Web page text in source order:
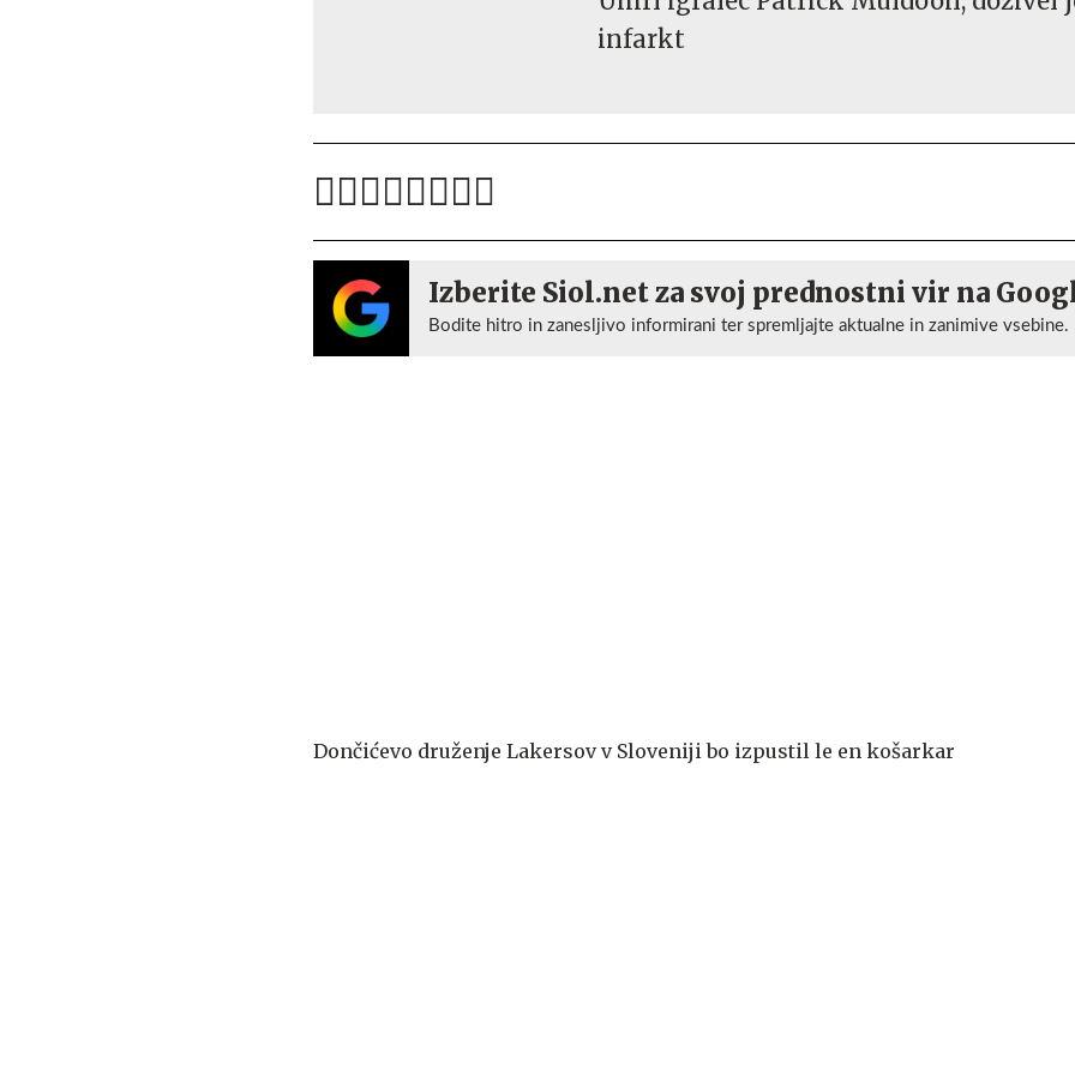
infarkt
Izberite Siol.net za svoj prednostni vir na
Bodite hitro in zanesljivo informirani ter spremljajte aktualne in zanimive vsebine.
Dončićevo druženje Lakersov v Sloveniji bo izpustil le en košarkar